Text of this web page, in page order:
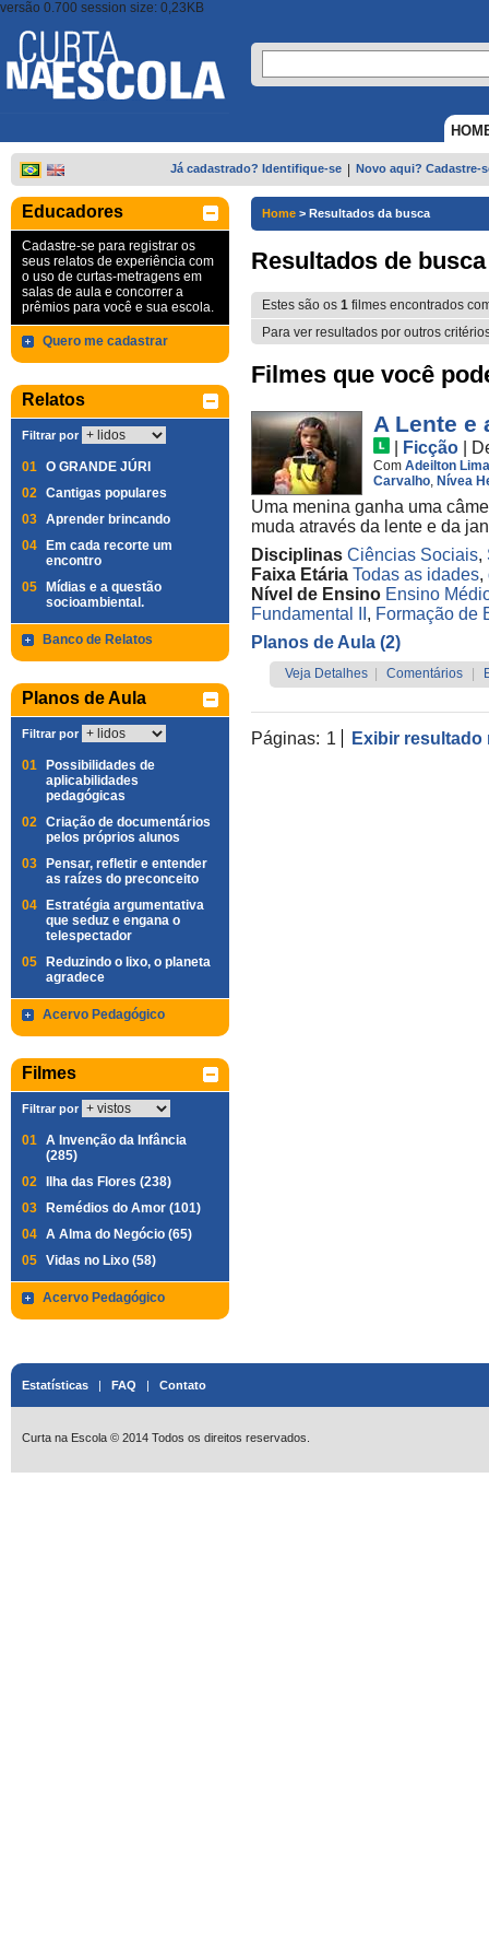
versão 0.700 session size: 0,23KB
Já cadastrado? Identifique-se Novo aqui? Cadastre-
Educadores
Cadastre-se para registrar os
seus relatos de experiência com
o uso de curtas-metragens em
salas de aula e concorrer a
prêmios para você e sua escola.
Quero me cadastrar
Relatos
Filtrar por
01 O GRANDE JÚRI
02 Cantigas populares
03 Aprender brincando
04
Em cada recorte um
encontro
05
Mídias e a questão
socioambiental.
Banco de Relatos
Planos de Aula
Filtrar por
01
Possibilidades de
aplicabilidades
pedagógicas
02 Criação de documentários
pelos próprios alunos
03
Pensar, refletir e entender
as raízes do preconceito
04
Estratégia argumentativa
que seduz e engana o
telespectador
05
Reduzindo o lixo, o planeta
agradece
Acervo Pedagógico
Filmes
Filtrar por
01 A Invenção da Infância
(285)
02
Ilha das Flores (238)
03
Remédios do Amor (101)
04 A Alma do Negócio (65)
05 Vidas no Lixo (58)
Acervo Pedagógico
Home > Resultados da busca
Resultados de busca
Estes são os 1 filmes encontrados
Para ver resultados por outros
Filmes que você
A Lente e
Ficção
Com Adeilton Lima
Carvalho, Nívea
Uma menina ganha uma
muda através da lente e da
Disciplinas Ciências Sociais,
Faixa Etária Todas as idades,
Nível de Ensino Ensino
Fundamental II , Formação de
Planos de Aula (2)
Veja Detalhes Comentários
Páginas: 1 Exibir resultado
Estatísticas | FAQ | Contato
Curta na Escola © 2014 Todos os direitos reservados.